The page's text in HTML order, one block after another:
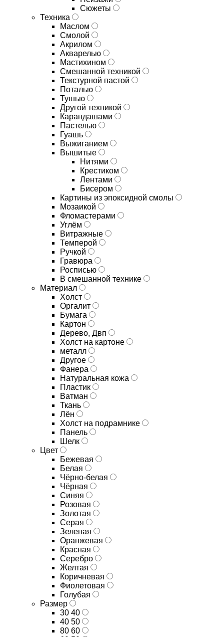
Сюжеты
Техника
Маслом
Смолой
Акрилом
Акварелью
Мастихином
Смешанной техникой
Текстурной пастой
Поталью
Тушью
Другой техникой
Карандашами
Пастелью
Гуашь
Выжиганием
Вышитые
Нитями
Крестиком
Лентами
Бисером
Картины из эпоксидной смолы
Мозаикой
Фломастерами
Углём
Витражные
Темперой
Ручкой
Гравюра
Росписью
В смешанной технике
Материал
Холст
Оргалит
Бумага
Картон
Дерево, Двп
Холст на картоне
металл
Другое
Фанера
Натуральная кожа
Пластик
Ватман
Ткань
Лён
Холст на подрамнике
Панель
Шелк
Цвет
Бежевая
Белая
Чёрно-белая
Чёрная
Синяя
Розовая
Золотая
Серая
Зеленая
Оранжевая
Красная
Серебро
Желтая
Коричневая
Фиолетовая
Голубая
Размер
30 40
40 50
80 60